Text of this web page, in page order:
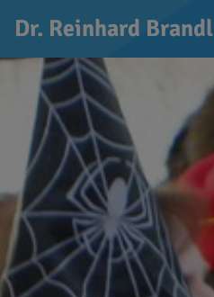
Dr. Reinhard Brandl